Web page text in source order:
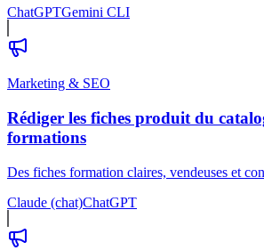
ChatGPTGemini CLI
Marketing & SEO
Rédiger les fiches produit du
formations
Des fiches formation claires, vendeuses et
Claude (chat)ChatGPT